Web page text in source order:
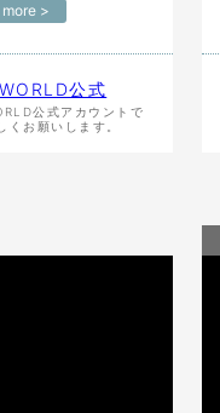
ゼ460)】 ユニ
>
公式
公式アカウントで
くお願いします。